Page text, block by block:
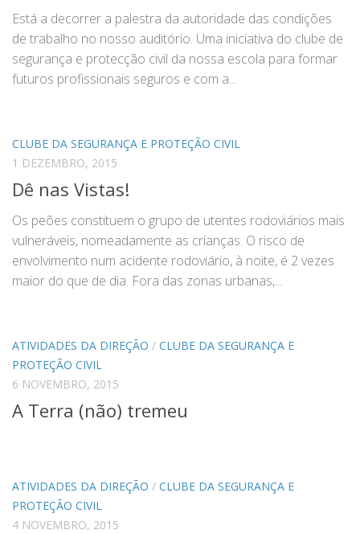
Está a decorrer a palestra da autoridade das condições
de trabalho no nosso auditório. Uma iniciativa do clube de
segurança e protecção civil da nossa escola para formar
futuros profissionais seguros e com a...
CLUBE DA SEGURANÇA E PROTEÇÃO CIVIL
1 DEZEMBRO, 2015
Dê nas Vistas!
Os peões constituem o grupo de utentes rodoviários mais
vulneráveis, nomeadamente as crianças. O risco de
envolvimento num acidente rodoviário, à noite, é 2 vezes
maior do que de dia. Fora das zonas urbanas,...
ATIVIDADES DA DIREÇÃO / CLUBE DA SEGURANÇA E
PROTEÇÃO CIVIL
6 NOVEMBRO, 2015
A Terra (não) tremeu
ATIVIDADES DA DIREÇÃO / CLUBE DA SEGURANÇA E
PROTEÇÃO CIVIL
4 NOVEMBRO, 2015